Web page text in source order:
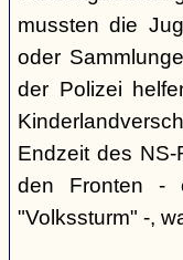
mussten die
oder
der Polizei
Endzeit des
den Fronten -
"Volkssturm" -,